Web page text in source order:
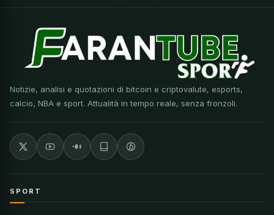
Notizie, analisi e quotazioni di bitcoin e criptovalute, esports,
calcio, NBA e sport. Attualità in tempo reale, senza fronzoli.
SPORT